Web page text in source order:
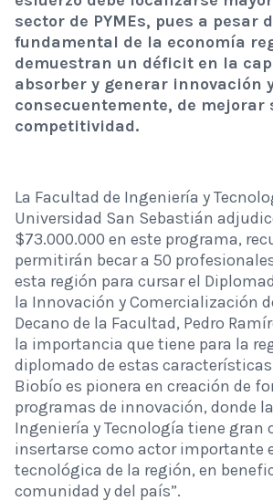
sector de PYMEs, pues a pesar
fundamental de la economía
demuestran un déficit en la
absorber y generar innovación
consecuentemente, de mejorar
competitividad.
La Facultad de Ingeniería y
Universidad San Sebastián
$73.000.000 en este programa,
permitirán becar a 50 profesionales
esta región para cursar el
la Innovación y Comercialización
Decano de la Facultad, Pedro
la importancia que tiene para la
diplomado de estas
Biobío es pionera en creación de
programas de innovación, donde
Ingeniería y Tecnología tiene gran
insertarse como actor importante
tecnológica de la región, en
comunidad y del país”.